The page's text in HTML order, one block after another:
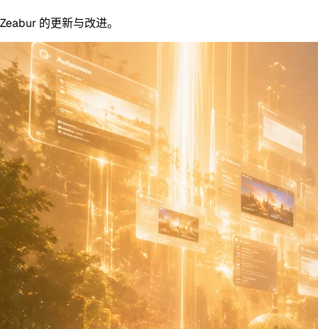
Zeabur 的更新与改进。